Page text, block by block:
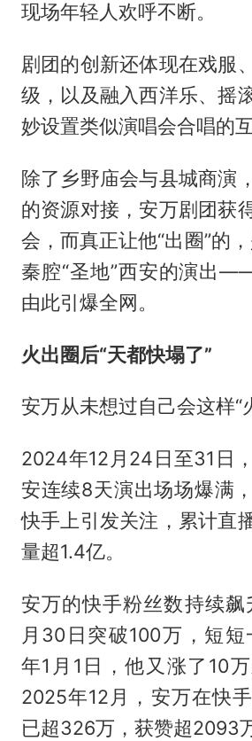
现场年轻人欢呼不断。
剧团的创新还体现在戏服
级，以及融入西洋乐、摇
妙设置类似演唱会合唱的互
除了乡野庙会与县城商演
的资源对接，安万剧团获
会，而真正让他“出圈”的
秦腔“圣地”西安的演出
由此引爆全网。
火出圈后“天都快塌了”
安万从未想过自己会这样“
2024年12月24日至31日
安连续8天演出场场爆满
快手上引发关注，累计直
量超1.4亿。
安万的快手粉丝数持续
月30日突破100万，短
年1月1日，他又涨了10
2025年12月，安万在快
已超326万，获赞超2093